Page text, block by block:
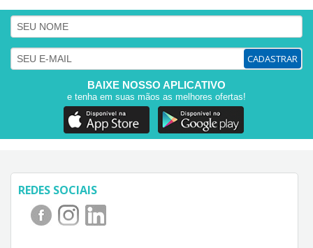
CADASTRAR
BAIXE NOSSO APLICATIVO
e tenha em suas mãos as melhores ofertas!
REDES SOCIAIS